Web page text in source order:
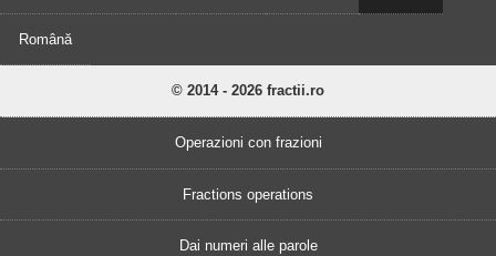
Română
© 2014 - 2026 fractii.ro
Operazioni con frazioni
Fractions operations
Dai numeri alle parole